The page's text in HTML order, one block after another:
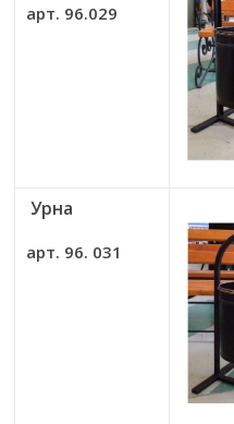
арт. 96.029
Урна
арт. 96. 031